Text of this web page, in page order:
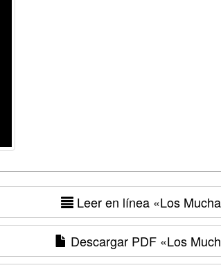
Leer en línea «Los
Descargar PDF«Los